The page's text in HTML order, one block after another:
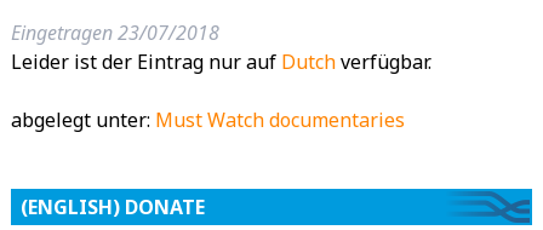
Eingetragen23/07/2018
Leider ist der Eintrag nur auf Dutchverfügbar.
abgelegt unter: Must Watch documentaries
(ENGLISH) DONATE